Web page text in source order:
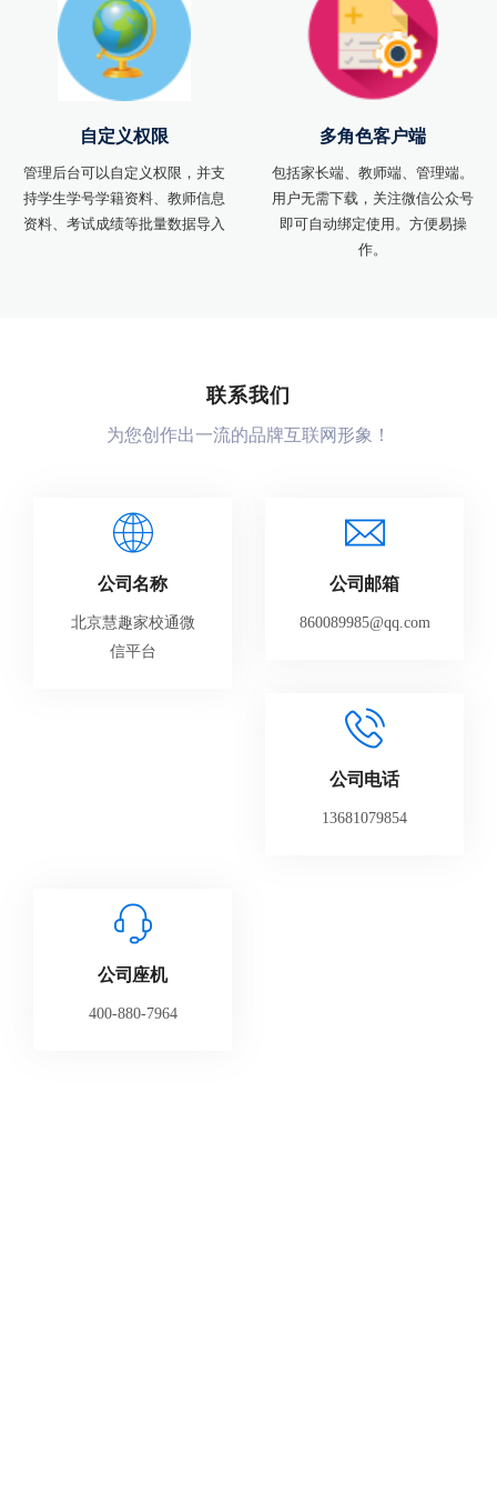
自定义权限
管理后台可以自定义权限，并支
持学生学号学籍资料、教师信息
资料、考试成绩等批量数据导入
多角色客户端
包括家长端、教师端、管理端。
用户无需下载，关注微信公众号
即可自动绑定使用。方便易操
作。
联系我们
为您创作出一流的品牌互联网形象！
公司名称
北京慧趣家校通微
信平台
公司邮箱
860089985@qq.com
公司电话
13681079854
公司座机
400-880-7964